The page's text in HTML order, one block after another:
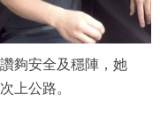
夠安全及穩陣，她
上公路。